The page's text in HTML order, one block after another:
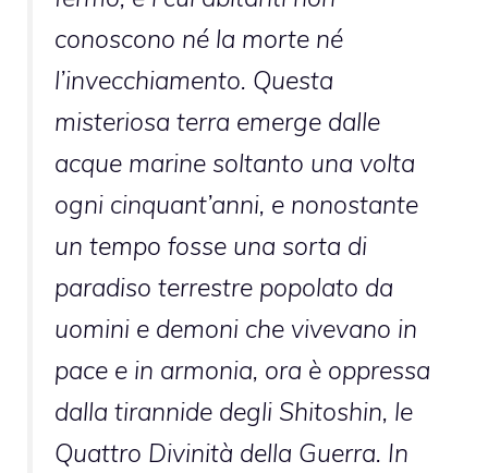
conoscono né la morte né
l’invecchiamento. Questa
misteriosa terra emerge dalle
acque marine soltanto una volta
ogni cinquant’anni, e nonostante
un tempo fosse una sorta di
paradiso terrestre popolato da
uomini e demoni che vivevano in
pace e in armonia, ora è oppressa
dalla tirannide degli Shitoshin, le
Quattro Divinità della Guerra. In